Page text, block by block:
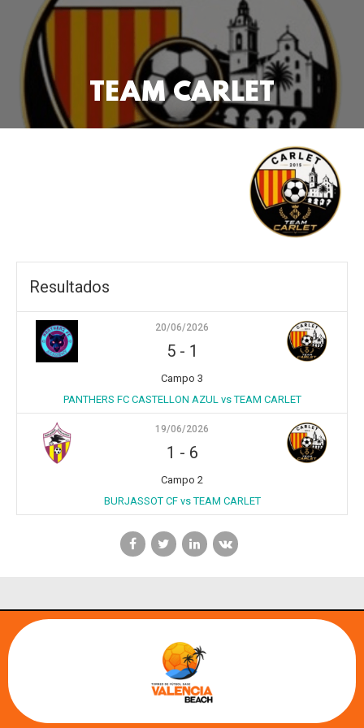
TEAM CARLET
Resultados
20/06/2026
5- 1
Campo 3
PANTHERS FC CASTELLON AZUL vs TEAM CARLET
19/06/2026
1 - 6
Campo 2
BURJASSOT CF vs TEAM CARLET